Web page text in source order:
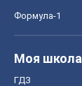
Формула-1
Моя школа
ГДЗ